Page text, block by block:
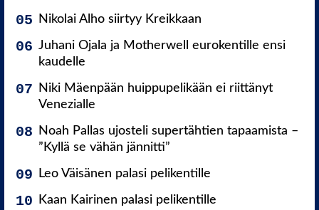
Nikolai Alho siirtyy Kreikkaan
Juhani Ojala ja Motherwell eurokentille ensi
kaudelle
Niki Mäenpään huippupelikään ei riittänyt
Venezialle
Noah Pallas ujosteli supertähtien tapaamista –
”Kyllä se vähän jännitti”
Leo Väisänen palasi pelikentille
Kaan Kairinen palasi pelikentille